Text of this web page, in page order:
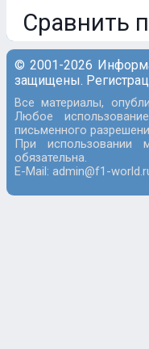
Сравнить
© 2001-2026
защищены.
Все материалы,
Любое
письменного
При использовании
обязательна.
E-Mail: admin@f1-